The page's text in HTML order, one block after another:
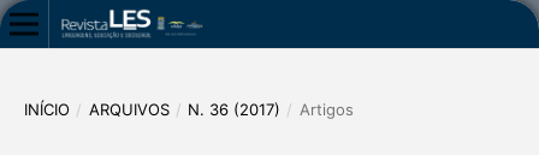
INÍCIO / ARQUIVOS / N. 36 (2017) / Artigos